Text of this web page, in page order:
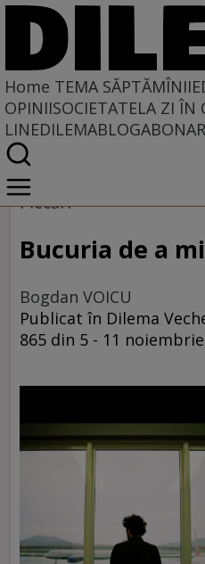
Home TEMA SĂPTĂMÎNII
OPINIISOCIETATELA ZI ÎN
LINEDILEMABLOG
Home
Tema săptămînii
Plecări
Bucuria de a
Bogdan VOICU
Publicat în Dilema
865 din 5 - 11